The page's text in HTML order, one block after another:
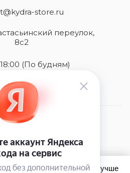
store.ru
переулок,
8с2
(По будням)
- интернет-магазин
чтобы сайт работал лучше